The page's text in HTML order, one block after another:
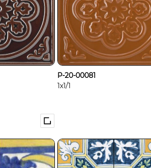
P-20-00081
1x1/1